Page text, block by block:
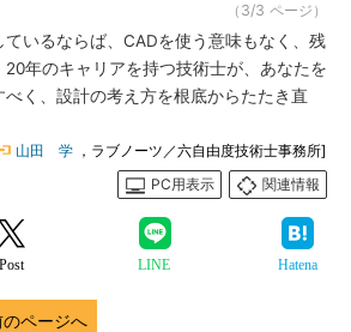
（3/3 ページ）
いるならば、CADを使う意味もなく、残
年のキャリアを持つ技術士が、あなたを
く、設計の考え方を根底からたたき直
山田 学 ，ラブノーツ／六自由度技術士事務所]
PC用表示
関連情報
Post LINE Hatena
のページへ